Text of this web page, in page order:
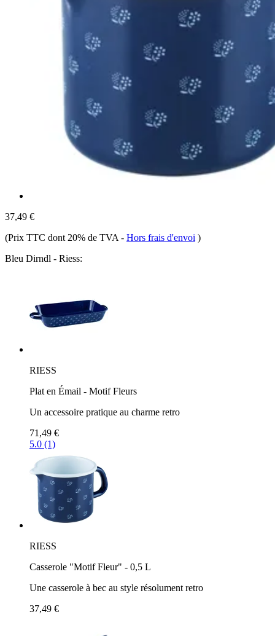
37,49 €
(Prix TTC dont 20% de TVA - Hors frais d'envoi )
Bleu Dirndl - Riess:
RIESS
Plat en Émail - Motif Fleurs
Un accessoire pratique au charme retro
71,49 €
5.0 (1)
RIESS
Casserole "Motif Fleur" - 0,5 L
Une casserole à bec au style résolument retro
37,49 €